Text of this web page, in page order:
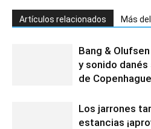
Artículos relacionados Más
Bang &
y sonido danés
de Copenhague
Los jarrones
estancias